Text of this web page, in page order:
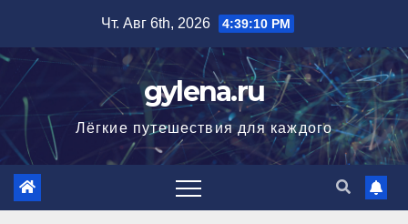
содержимому
Чт. Авг 6th, 2026 4:39:11 PM
gylena.ru
Лёгкие путешествия для каждого